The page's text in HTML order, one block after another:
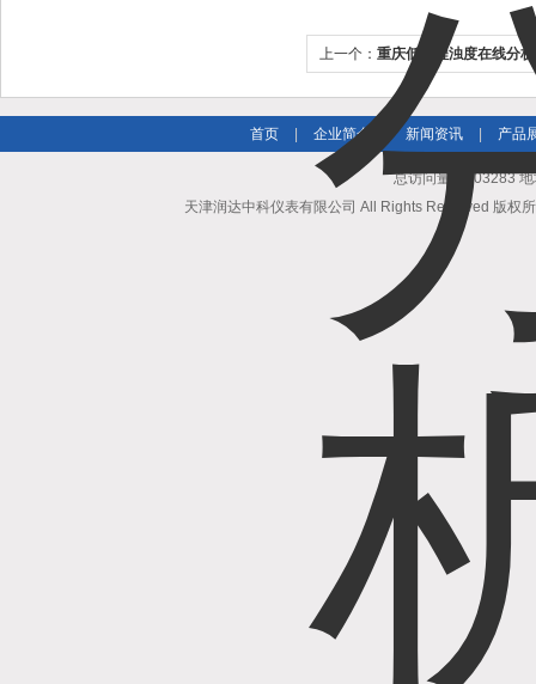
上一个： 重庆低量程浊度在线分
首页 企业简介 | 新闻资讯 产品
总访问量：503283
天津润达中科仪表有限公司 All Rights Reserved 版权